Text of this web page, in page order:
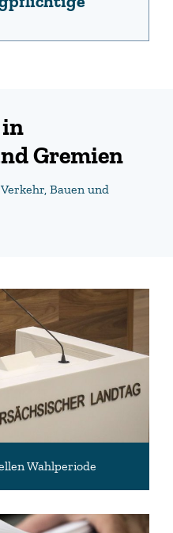
Gremien
Bauen und
Wahlperiode